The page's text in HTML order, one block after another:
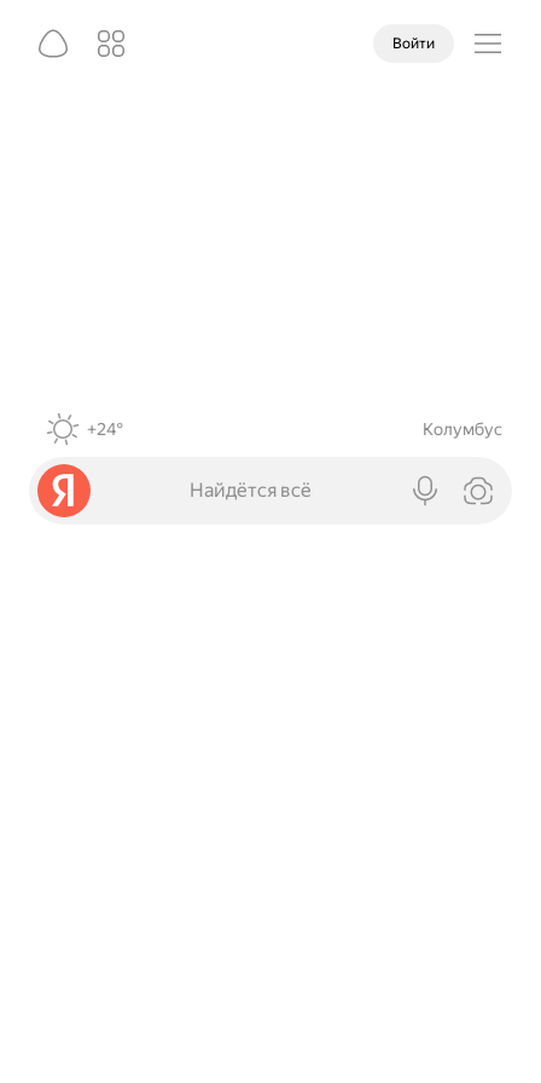
Войти
+24° Колумбус
Найдётся всё